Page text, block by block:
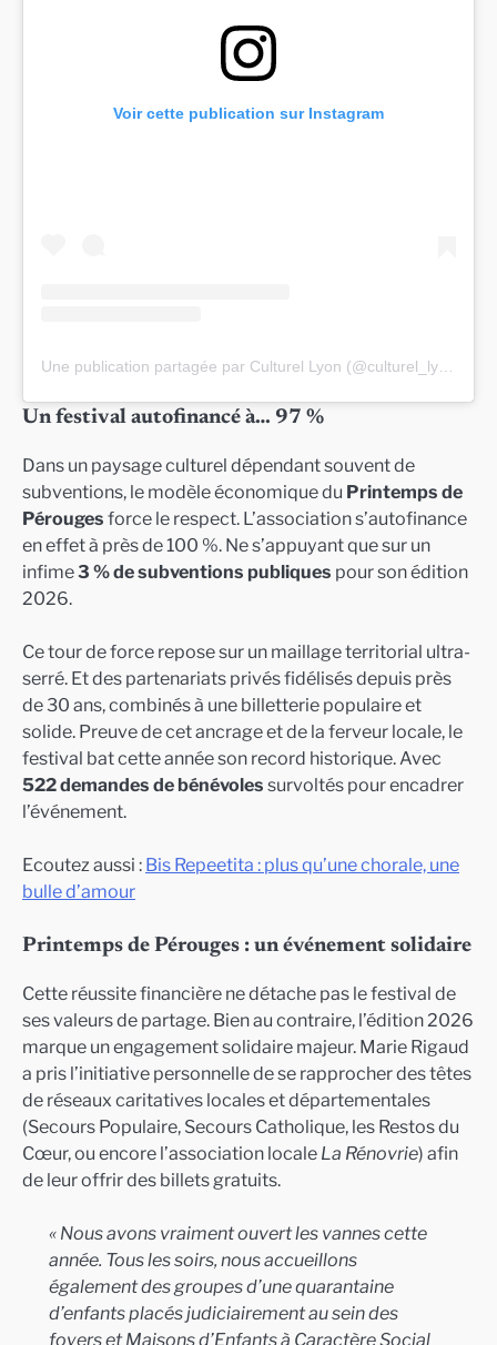
Voir cette publication sur Instagram
Un festival autofinancé à… 97 %
Dans un paysage culturel dépendant souvent de
subventions, le modèle économique du Printemps de
Pérouges force le respect. L’association s’autofinance
en effet à près de 100 %. Ne s’appuyant que sur un
infime3 % de subventions publiques pour son édition
2026.
Ce tour de force repose sur un maillage territorial ultra-
serré. Et des partenariats privés fidélisés depuis près
de 30 ans, combinés à une billetterie populaire et
solide. Preuve de cet ancrage et de la ferveur locale, le
festival bat cette année son record historique. Avec
522 demandes de bénévoles survoltés pour encadrer
l’événement.
Ecoutez aussi : Bis Repeetita : plus qu’une chorale, une
bulle d’amour
Printemps de Pérouges : un événement solidaire
Cette réussite financière ne détache pas le festival de
ses valeurs de partage. Bien au contraire, l’édition 2026
marque un engagement solidaire majeur. Marie Rigaud
a pris l’initiative personnelle de se rapprocher des têtes
de réseaux caritatives locales et départementales
(Secours Populaire, Secours Catholique, les Restos du
Cœur, ou encore l’association locale La Rénovrie) afin
de leur offrir des billets gratuits.
« Nous avons vraiment ouvert les vannes cette
année. Tous les soirs, nous accueillons
également des groupes d’une quarantaine
d’enfants placés judiciairement au sein des
foyers et Maisons d’Enfants à Caractère Social